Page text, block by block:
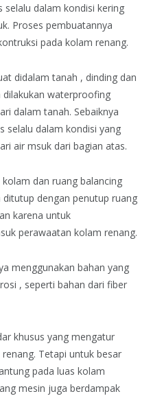
selalu dalam kondisi kering
Proses pembuatannya
pada kolam renang.
didalam tanah , dinding dan
waterproofing
dalam tanah. Sebaiknya
selalu dalam kondisi yang
air msuk dari bagian atas.
dan ruang balancing
dengan penutup ruang
karena untuk
perawaatan kolam renang.
menggunakan bahan yang
, seperti bahan dari fiber
khusus yang mengatur
Tetapi untuk besar
pada luas kolam
mesin juga berdampak